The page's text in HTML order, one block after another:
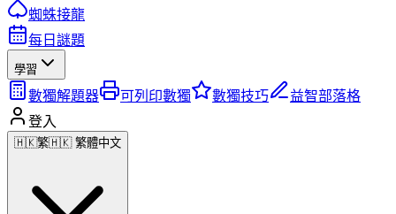
蜘蛛接龍
每日謎題
學習
數獨解題器 可列印數獨 數獨技巧
益智部落格
登入
🇭🇰繁🇭🇰 繁體中文